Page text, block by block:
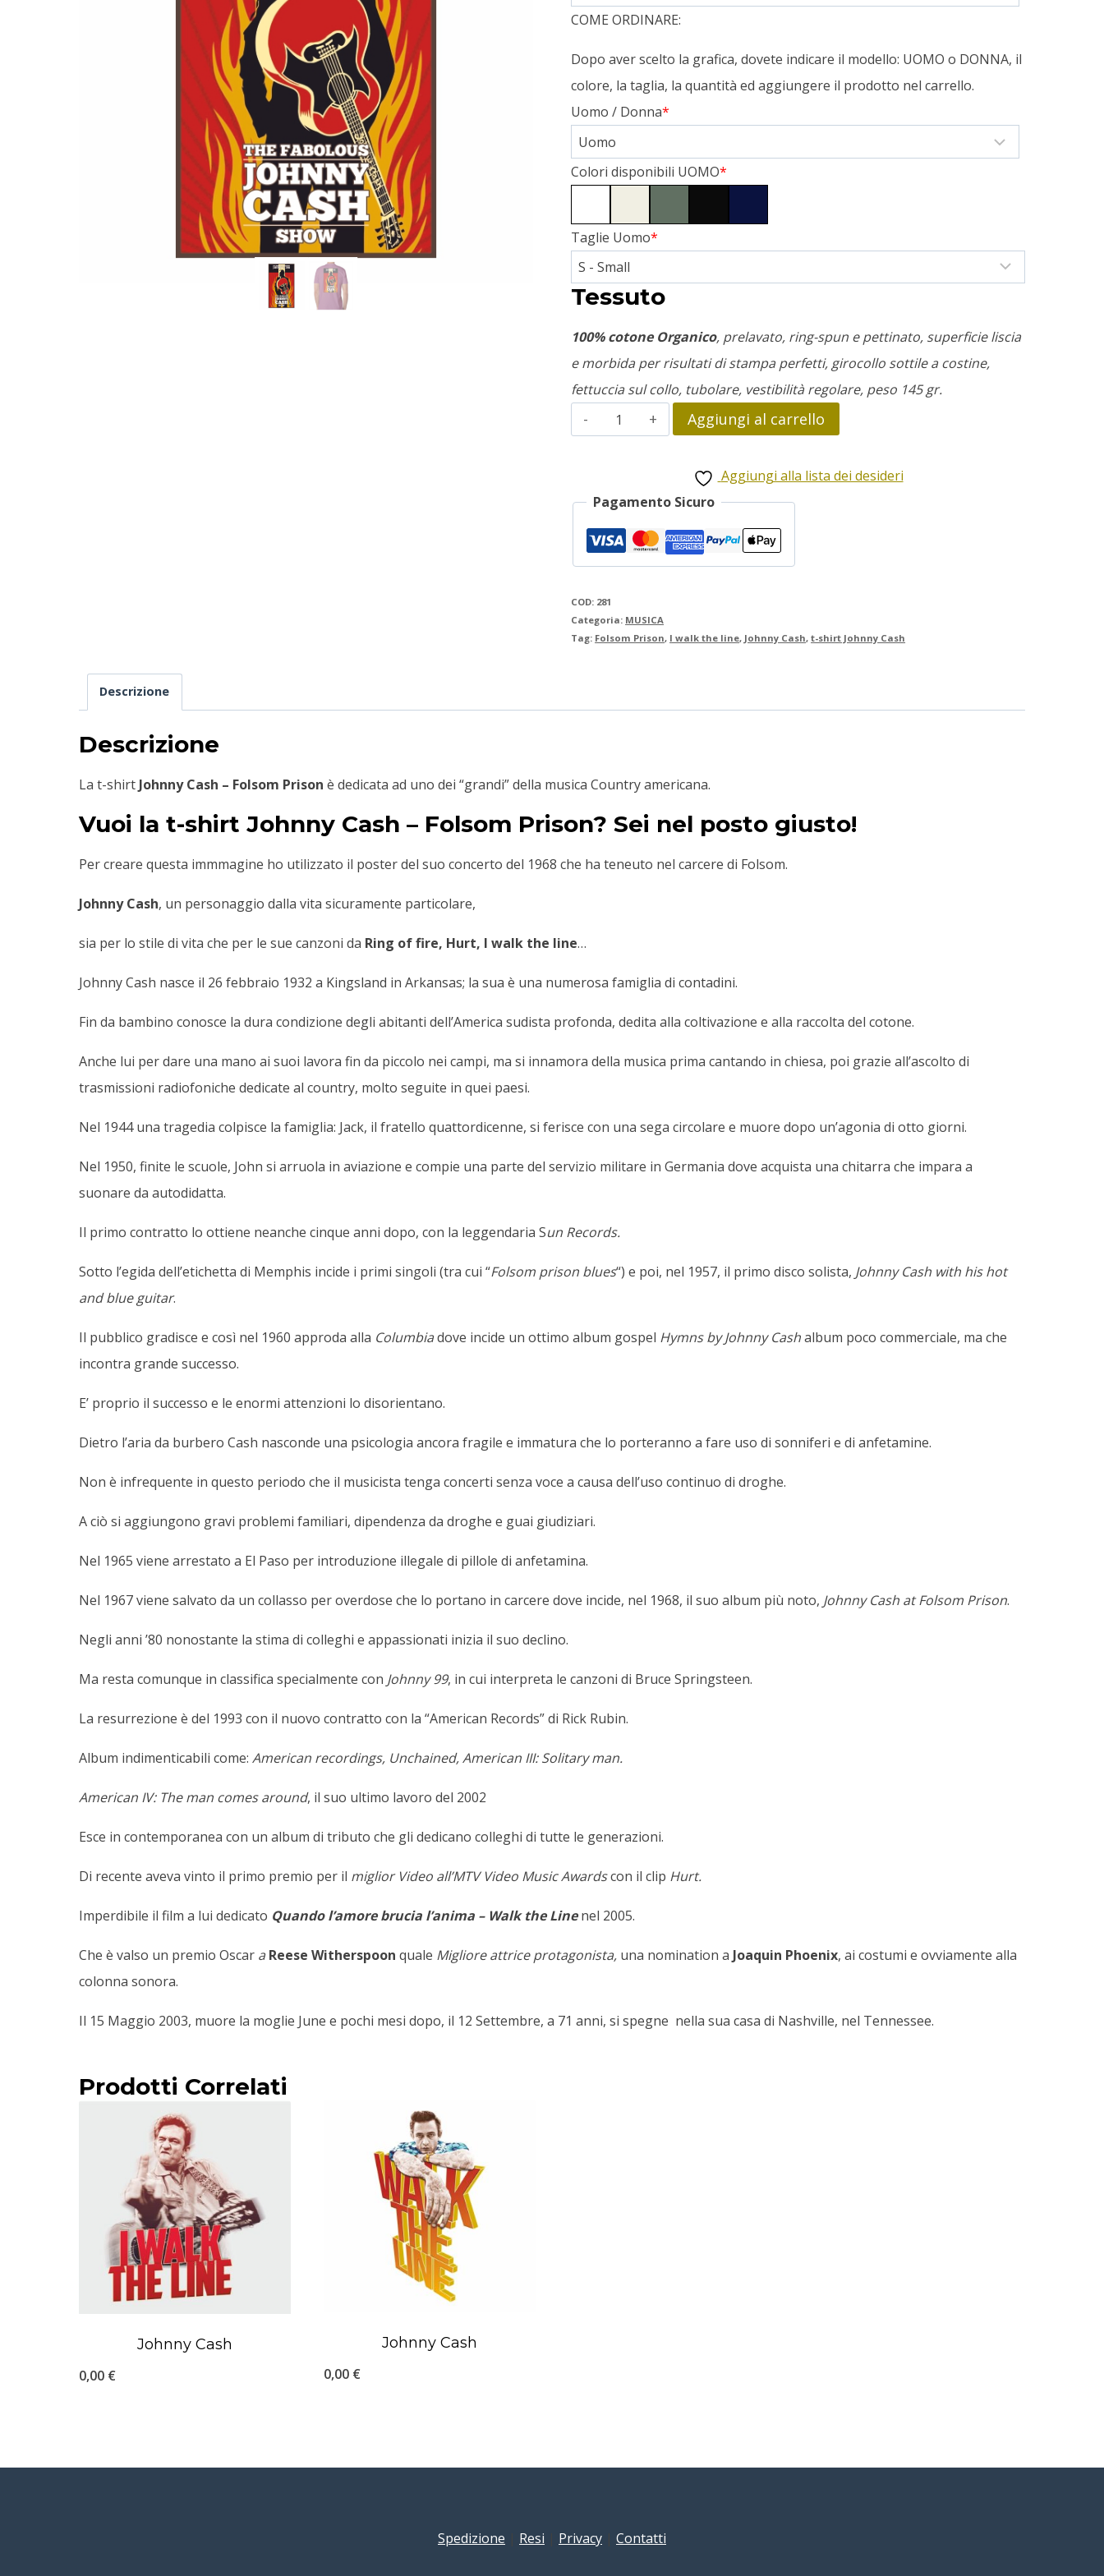
COME ORDINARE:
Dopo aver scelto la grafica, dovete indicare il modello: UOMO o DONNA, il
colore, la taglia, la quantità ed aggiungere il prodotto nel carrello.
*
Uomo / Donna
*
Colori disponibili UOMO
*
Taglie Uomo
Tessuto
100% cotone Organico, prelavato, ring-spun e pettinato, superficie liscia
e morbida per risultati di stampa perfetti, girocollo sottile a costine,
fettuccia sul collo, tubolare, vestibilità regolare, peso 145 gr.
Johnny
Cash
Aggiungi al carrello
Aggiungi alla lista dei desideri
Pagamento Sicuro
COD: 281
Categoria: MUSICA
Tag: Folsom Prison, I walk the line, Johnny Cash,t-shirt Johnny Cash
Descrizione
Descrizione
La t-shirt Johnny Cash – Folsom Prison è dedicata ad uno dei “grandi” della musica Country americana.
Vuoi la t-shirt Johnny Cash – Folsom Prison? Sei nel posto giusto!
Per creare questa immmagine ho utilizzato il poster del suo concerto del 1968 che ha teneuto nel carcere di Folsom.
Johnny Cash, un personaggio dalla vita sicuramente particolare,
sia per lo stile di vita che per le sue canzoni da Ring of fire, Hurt, I walk the line…
Johnny Cash nasce il 26 febbraio 1932 a Kingsland in Arkansas; la sua è una numerosa famiglia di contadini.
Fin da bambino conosce la dura condizione degli abitanti dell’America sudista profonda, dedita alla coltivazione e alla raccolta del cotone.
Anche lui per dare una mano ai suoi lavora fin da piccolo nei campi, ma si innamora della musica prima cantando in chiesa, poi grazie all’ascolto di
trasmissioni radiofoniche dedicate al country, molto seguite in quei paesi.
Nel 1944 una tragedia colpisce la famiglia: Jack, il fratello quattordicenne, si ferisce con una sega circolare e muore dopo un’agonia di otto giorni.
Nel 1950, finite le scuole, John si arruola in aviazione e compie una parte del servizio militare in Germania dove acquista una chitarra che impara a
suonare da autodidatta.
Il primo contratto lo ottiene neanche cinque anni dopo, con la leggendaria Sun Records.
Sotto l’egida dell’etichetta di Memphis incide i primi singoli (tra cui “Folsom prison blues“) e poi, nel 1957, il primo disco solista, Johnny Cash with his hot
and blue guitar.
Il pubblico gradisce e così nel 1960 approda alla Columbiadove incide un ottimo album gospel Hymns by Johnny Cashalbum poco commerciale, ma che
incontra grande successo.
E’ proprio il successo e le enormi attenzioni lo disorientano.
Dietro l’aria da burbero Cash nasconde una psicologia ancora fragile e immatura che lo porteranno a fare uso di sonniferi e di anfetamine.
Non è infrequente in questo periodo che il musicista tenga concerti senza voce a causa dell’uso continuo di droghe.
A ciò si aggiungono gravi problemi familiari, dipendenza da droghe e guai giudiziari.
Nel 1965 viene arrestato a El Paso per introduzione illegale di pillole di anfetamina.
Nel 1967 viene salvato da un collasso per overdose che lo portano in carcere dove incide, nel 1968, il suo album più noto, Johnny Cash at Folsom Prison.
Negli anni ’80 nonostante la stima di colleghi e appassionati inizia il suo declino.
Ma resta comunque in classifica specialmente con Johnny 99, in cui interpreta le canzoni di Bruce Springsteen.
La resurrezione è del 1993 con il nuovo contratto con la “American Records” di Rick Rubin.
Album indimenticabili come: American recordings, Unchained, American III: Solitary man.
American IV: The man comes around, il suo ultimo lavoro del 2002
Esce in contemporanea con un album di tributo che gli dedicano colleghi di tutte le generazioni.
Di recente aveva vinto il primo premio per il miglior Video all’MTV Video Music Awardscon il clip Hurt.
Imperdibile il film a lui dedicato Quando l’amore brucia l’anima – Walk the Linenel 2005.
Che è valso un premio Oscar a Reese Witherspoon quale Migliore attrice protagonista, una nomination a Joaquin Phoenix, ai costumi e ovviamente alla
colonna sonora.
Il 15 Maggio 2003, muore la moglie June e pochi mesi dopo, il 12 Settembre, a 71 anni, si spegne nella sua casa di Nashville, nel Tennessee.
Prodotti Correlati
Johnny Cash
0,00 €
Johnny Cash
0,00 €
Spedizione Resi Privacy Contatti